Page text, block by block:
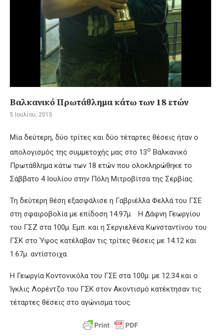
Βαλκανικό Πρωτάθλημα κάτω των 18 ετών
5 Ιουλίου, 2015
Μία δεύτερη, δύο τρίτες και δύο τέταρτες θέσεις ήταν ο
απολογισμός της συμμετοχής μας στο 13ο Βαλκανικό
Πρωτάθλημα κάτω των 18 ετών που ολοκληρώθηκε το
Σάββατο 4 Ιουλίου στην Πόλη Μιτροβίτσα της Σερβίας.
Τη δεύτερη θέση εξασφάλισε η Γαβριέλλα Φελλά του ΓΣΕ
στη σφαιροβολία με επίδοση 14.97μ. Η Δάφνη Γεωργίου
του ΓΣΖ στα 100μ. Εμπ. και η Σεργιελένα Κωνσταντίνου του
ΓΣΚ στο Ύψος κατέλαβαν τις τρίτες θέσεις με 14.12 και
1.67μ. αντίστοιχα.
Η Γεωργία Κοντονικόλα του ΓΣΕ στα 100μ. με 12.34 και ο
Ίγκλις Λορέντζο του ΓΣΚ στον Ακοντισμό κατέκτησαν τις
τέταρτες θέσεις στο αγώνισμα τους.